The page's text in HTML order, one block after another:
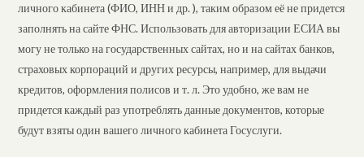
личного кабинета (ФИО, ИНН и др. ), таким образом её не придется
заполнять на сайте ФНС. Использовать для авторизации ЕСИА вы
могу не только на государственных сайтах, но и на сайтах банков,
страховых корпораций и других ресурсы, например, для выдачи
кредитов, оформления полисов и т. л. Это удобно, же вам не
придется каждый раз употреблять данные документов, которые
будут взяты один вашего личного кабинета Госуслуги.